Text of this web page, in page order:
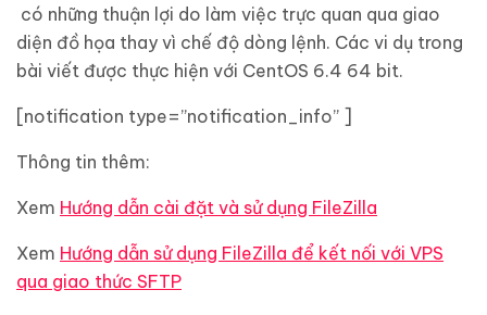
có những thuận lợi do làm việc trực quan qua giao
diện đồ họa thay vì chế độ dòng lệnh. Các vi dụ trong
bài viết được thực hiện với CentOS 6.4 64 bit.
[notification type=”notification_info” ]
Thông tin thêm:
Xem Hướng dẫn cài đặt và sử dụng FileZilla
Xem Hướng dẫn sử dụng FileZilla để kết nối với VPS
qua giao thức SFTP